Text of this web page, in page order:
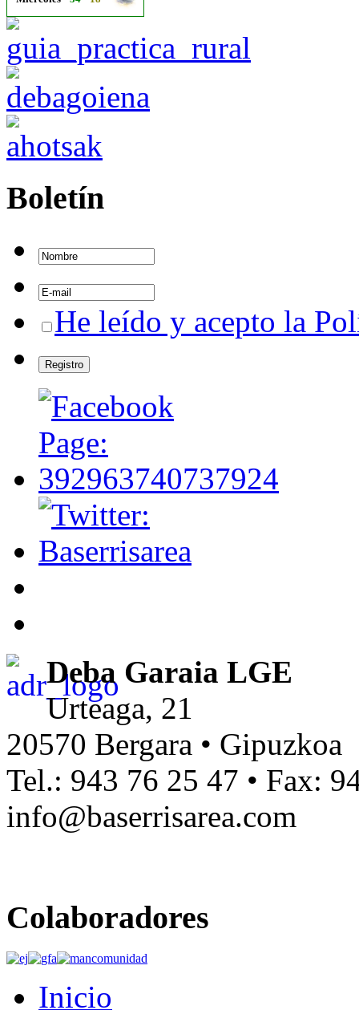
Boletín
He leído y acepto la
Deba Garaia LGE
Urteaga, 21
20570 Bergara • Gipuzkoa
Tel.: 943 76 25 47 • Fax:
info@baserrisarea.com
Colaboradores
Inicio